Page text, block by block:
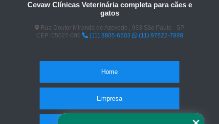
Cevaw Clínicas Veterinária completa para cães e
gatos
Rua Doutor Miranda de Azevedo , 933 São Paulo - SP
CEP: 05027-000
(11) 3805-6503 (11) 97622-7898
Home
Empresa